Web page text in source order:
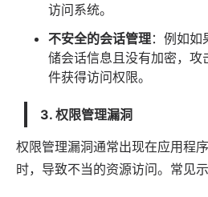
访问系统。
不安全的会话管理：例如如
储会话信息且没有加密，
件获得访问权限。
3. 权限管理漏洞
权限管理漏洞通常出现在应用程
时，导致不当的资源访问。常见示